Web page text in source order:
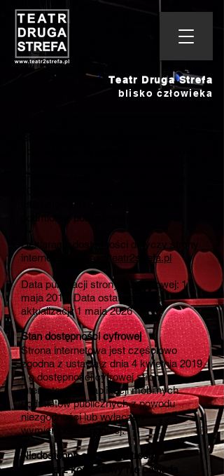
Teatr Druga Strefa
blisko człowieka
internetowych i aplikacji mobilnych
podmiotów publicznych.
Deklaracja dostępności dotyczy strony
internetowej
https://teatr2strefa.pl
Data publikacji strony internetowej: 1
maja 2019. Data ostatniej dużej
aktualizacji: 1 maja 2026
Stan dostępności cyfrowej
Strona internetowa jest częściowo
zgodna z ustawą z dnia 4 kwietnia 2019
r. o dostępności cyfrowej stron
internetowych i aplikacji mobilnych
podmiotów publicznych z powodu
niezgodności lub wyłączeń
wymienionych poniżej.
Niedostępne elementy i treści
Formularz kontaktowy nie posiada